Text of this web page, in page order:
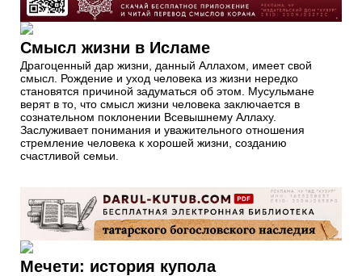
Смысл жизни в Исламе
Драгоценный дар жизни, данный Аллахом, имеет свой
смысл. Рождение и уход человека из жизни нередко
становятся причиной задуматься об этом. Мусульмане
верят в то, что смысл жизни человека заключается в
сознательном поклонении Всевышнему Аллаху.
Заслуживает понимания и уважительного отношения
стремление человека к хорошей жизни, созданию
счастливой семьи.
Мечети: история купола